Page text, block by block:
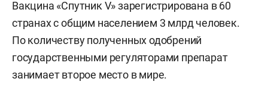
Вакцина «Спутник V» зарегистрирована в 60
странах с общим населением 3 млрд человек.
По количеству полученных одобрений
государственными регуляторами препарат
занимает второе место в мире.